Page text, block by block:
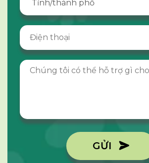
GỬI